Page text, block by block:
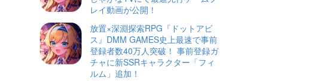
レイ動画が公開！
放置×深淵探索RPG『ドットアビ
ス』DMM GAMES史上最速で事前
登録者数40万人突破！ 事前登録ガ
チャに新SSRキャラクター「フィ
ルム」追加！